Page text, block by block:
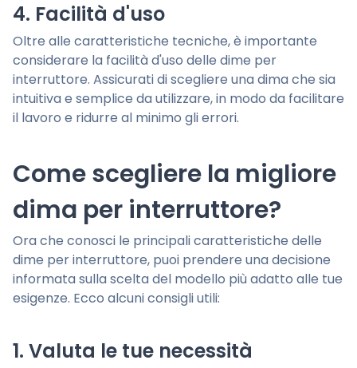
4. Facilità d'uso
Oltre alle caratteristiche tecniche, è importante
considerare la facilità d'uso delle dime per
interruttore. Assicurati di scegliere una dima che sia
intuitiva e semplice da utilizzare, in modo da facilitare
il lavoro e ridurre al minimo gli errori.
Come scegliere la migliore
dima per interruttore?
Ora che conosci le principali caratteristiche delle
dime per interruttore, puoi prendere una decisione
informata sulla scelta del modello più adatto alle tue
esigenze. Ecco alcuni consigli utili:
1. Valuta le tue necessità